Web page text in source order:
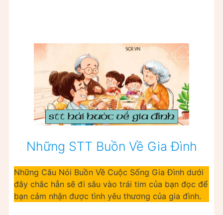
Những STT Buồn Về Gia Đình
Những Câu Nói Buồn Về Cuộc Sống Gia Đình dưới
đây chắc hẳn sẽ đi sâu vào trái tim của bạn đọc để
bạn cảm nhận được tình yêu thương của gia đình.